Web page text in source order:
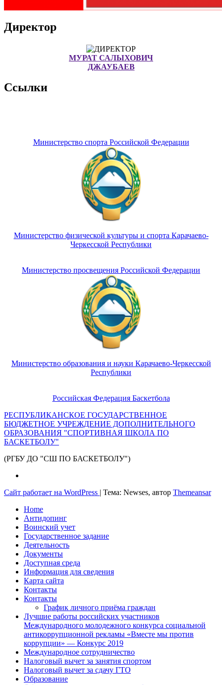
Директор
МУРАТ САЛЫХОВИЧ
ДЖАУБАЕВ
Ссылки
Министерство спорта Российской Федерации
Министерство физической культуры и спорта Карачаево-
Черкесской Республики
Министерство просвещения Российской Федерации
Министерство образования и науки Карачаево-Черкесской
Республики
Российская Федерация Баскетбола
РЕСПУБЛИКАНСКОЕ ГОСУДАРСТВЕННОЕ
БЮДЖЕТНОЕ УЧРЕЖДЕНИЕ ДОПОЛНИТЕЛЬНОГО
ОБРАЗОВАНИЯ "СПОРТИВНАЯ ШКОЛА ПО
БАСКЕТБОЛУ"
(РГБУ ДО "СШ ПО БАСКЕТБОЛУ")
Сайт работает на WordPress | Тема: Newses, автор Themeansar
Home
Антидопинг
Воинский учет
Государственное задание
Деятельность
Документы
Доступная среда
Информация для сведения
Карта сайта
Контакты
Контакты
График личного приёма граждан
Лучшие работы российских участников
Международного молодежного конкурса социальной
антикоррупционной рекламы «Вместе мы против
коррупции» — Конкурс 2019
Международное сотрудничество
Налоговый вычет за занятия спортом
Налоговый вычет за сдачу ГТО
Образование